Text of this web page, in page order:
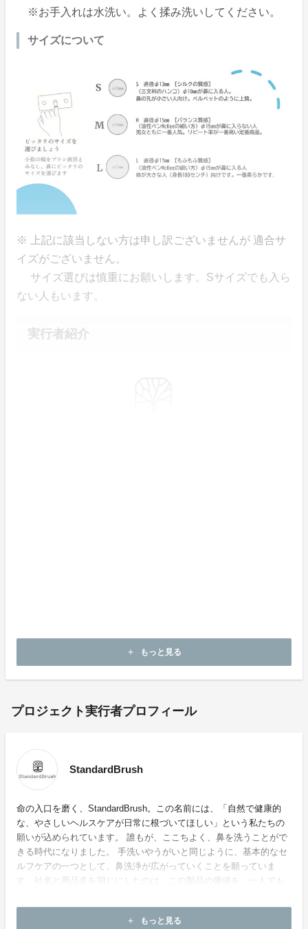
※お手入れは水洗い。よく揉み洗いしてください。
サイズについて
※ 上記に該当しない方は申し訳ございませんが 適合サ
イズがございません。
サイズ選びは慎重にお願いします。Sサイズでも入ら
ない人もいます。
実行者紹介
add もっと見る
プロジェクト実行者プロフィール
StandardBrush
命の入口を磨く、StandardBrush。この名前には、「自然で健康的
な、やさしいヘルスケアが日常に根づいてほしい」という私たちの
願いが込められています。 誰もが、ここちよく、鼻を洗うことがで
きる時代になりました。 手洗いやうがいと同じように、基本的なセ
ルフケアの一つとして、鼻洗浄が広がっていくことを願っていま
す。社名と商品名を同じにしたのは、この製品の価値を、一人でも
add もっと見る